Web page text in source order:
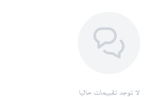
لا توجد تقييمات حاليا